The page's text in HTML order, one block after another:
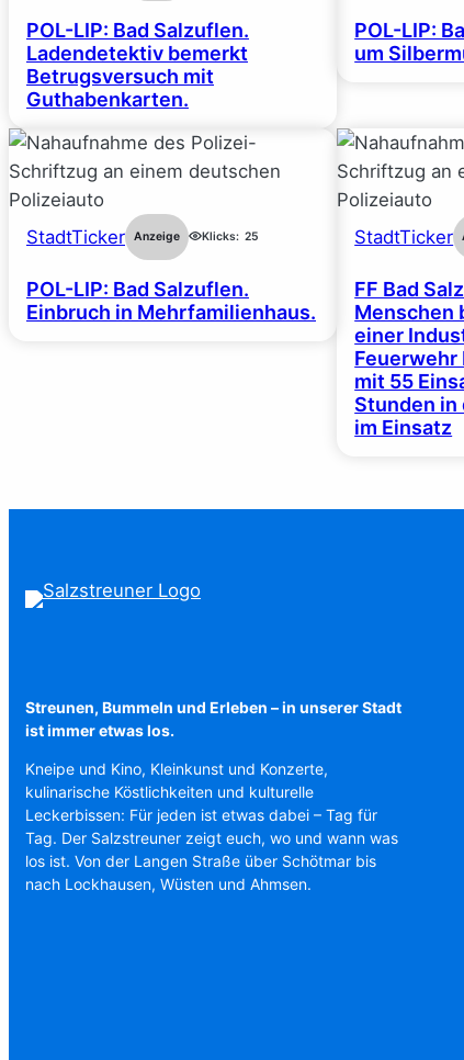
POL-LIP: Bad Salzuflen.
Ladendetektiv bemerkt
Betrugsversuch mit
Guthabenkarten.
POL-LIP:
um
StadtTicker Anzeige Klicks: 25
POL-LIP: Bad Salzuflen.
Einbruch in Mehrfamilienhaus.
StadtTicker
FF Bad
Menschen
einer
Feuerwehr
mit 55
Stunden in
im Einsatz
Streunen, Bummeln und Erleben – in unserer Stadt
ist immer etwas los.
Kneipe und Kino, Kleinkunst und Konzerte,
kulinarische Köstlichkeiten und kulturelle
Leckerbissen: Für jeden ist etwas dabei – Tag für
Tag. Der Salzstreuner zeigt euch, wo und wann was
los ist. Von der Langen Straße über Schötmar bis
nach Lockhausen, Wüsten und Ahmsen.